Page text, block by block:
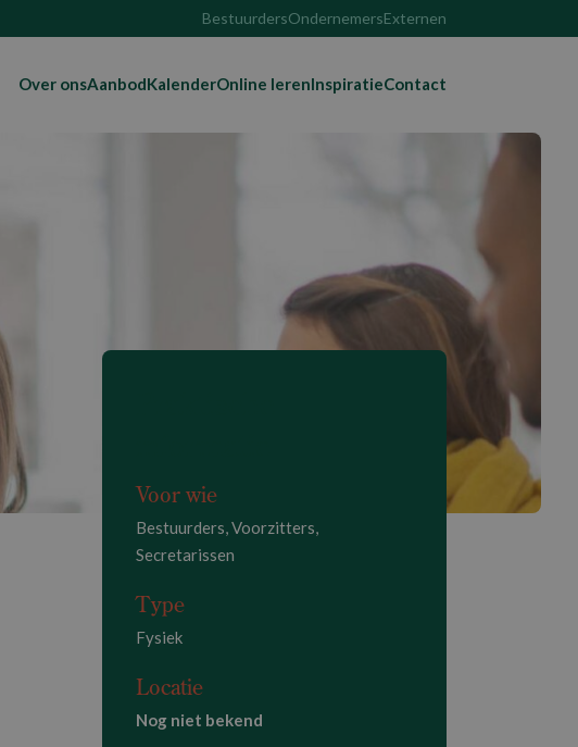
BestuurdersOndernemersExternen
Over onsAanbodKalenderOnline lerenInspiratieContact
Voor wie
Bestuurders, Voorzitters,
Secretarissen
Type
Fysiek
Locatie
Nog niet bekend